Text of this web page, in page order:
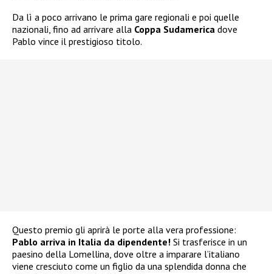
Da lì a poco arrivano le prima gare regionali e poi quelle
nazionali, fino ad arrivare alla Coppa Sudamerica dove
Pablo vince il prestigioso titolo.
Questo premio gli aprirà le porte alla vera professione:
Pablo arriva in Italia da dipendente! Si trasferisce in un
paesino della Lomellina, dove oltre a imparare l’italiano
viene cresciuto come un figlio da una splendida donna che